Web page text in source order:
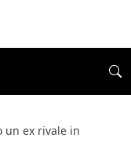
un ex rivale in